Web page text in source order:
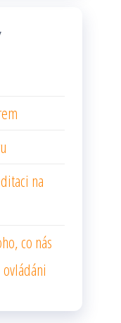
na
co nás